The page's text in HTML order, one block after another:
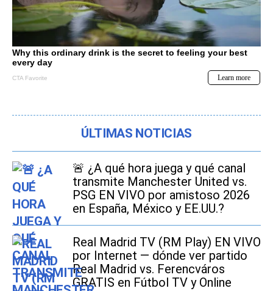
ÚLTIMAS NOTICIAS
🚨 ¿A qué hora juega y qué canal
transmite Manchester United vs.
PSG EN VIVO por amistoso 2026
en España, México y EE.UU.?
Real Madrid TV (RM Play) EN VIVO
por Internet — dónde ver partido
Real Madrid vs. Ferencváros
GRATIS en Fútbol TV y Online